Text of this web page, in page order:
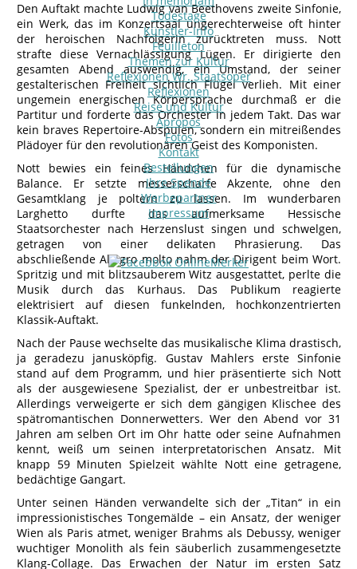
Todestage
Künstler-Info
Feuilleton
Themen zur Kultur
Reflexionen Wr. Staatsoper
Reflexionen
Reise und Kultur
Apropos
Fotos
Kontakt
Bestellungen
Ihre Spende
Werbepartner
Impressum
Den Auftakt machte Ludwig van Beethovens zweite Sinfonie,
ein Werk, das im Konzertsaal ungerechterweise oft hinter
der heroischen Nachfolgerin zurücktreten muss. Nott
strafte diese Vernachlässigung Lügen. Er dirigierte den
gesamten Abend auswendig, ein Umstand, der seiner
gestalterischen Freiheit sichtlich Flügel verlieh. Mit einer
ungemein energischen Körpersprache durchmaß er die
Partitur und forderte das Orchester in jedem Takt. Das war
kein braves Repertoire-Abspulen, sondern ein mitreißendes
Plädoyer für den revolutionären Geist des Komponisten.
Nott bewies ein feines Händchen für die dynamische
Balance. Er setzte messerscharfe Akzente, ohne den
Gesamtklang je poltern zu lassen. Im wunderbaren
Larghetto durfte das aufmerksame Hessische
Staatsorchester nach Herzenslust singen und schwelgen,
getragen von einer delikaten Phrasierung. Das
abschließende Allegro molto nahm der Dirigent beim Wort.
Spritzig und mit blitzsauberem Witz ausgestattet, perlte die
Musik durch das Kurhaus. Das Publikum reagierte
elektrisiert auf diesen funkelnden, hochkonzentrierten
Klassik-Auftakt.
Nach der Pause wechselte das musikalische Klima drastisch,
ja geradezu janusköpfig. Gustav Mahlers erste Sinfonie
stand auf dem Programm, und hier präsentierte sich Nott
als der ausgewiesene Spezialist, der er unbestreitbar ist.
Allerdings verweigerte er sich dem gängigen Klischee des
spätromantischen Donnerwetters. Wer den Abend vor 31
Jahren am selben Ort im Ohr hatte oder seine Aufnahmen
kennt, weiß um seinen interpretatorischen Ansatz. Mit
knapp 59 Minuten Spielzeit wählte Nott eine getragene,
bedächtige Gangart.
Unter seinen Händen verwandelte sich der „Titan“ in ein
impressionistisches Tongemälde – ein Ansatz, der weniger
Wien als Paris atmet, weniger Brahms als Debussy, weniger
wuchtiger Monolith als fein säuberlich zusammengesetzte
Klang-Collage. Das Erwachen der Natur im ersten Satz